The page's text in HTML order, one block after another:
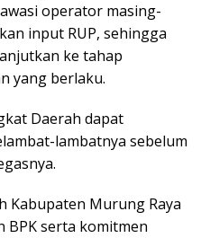
operator masing-
input RUP, sehingga
ke tahap
yang berlaku.
Daerah dapat
lambatnya sebelum
Kabupaten Murung Raya
BPK serta komitmen